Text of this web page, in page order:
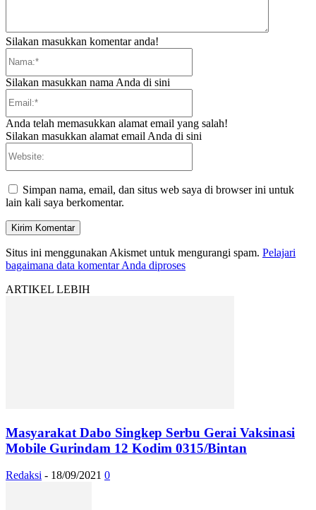
Silakan masukkan komentar anda!
Silakan masukkan nama Anda di sini
Anda telah memasukkan alamat email yang salah!
Silakan masukkan alamat email Anda di sini
Simpan nama, email, dan situs web saya di browser ini untuk
lain kali saya berkomentar.
Situs ini menggunakan Akismet untuk mengurangi spam. Pelajari
bagaimana data komentar Anda diproses
ARTIKEL LEBIH
Masyarakat Dabo Singkep Serbu Gerai Vaksinasi
Mobile Gurindam 12 Kodim 0315/Bintan
Redaksi - 18/09/2021 0